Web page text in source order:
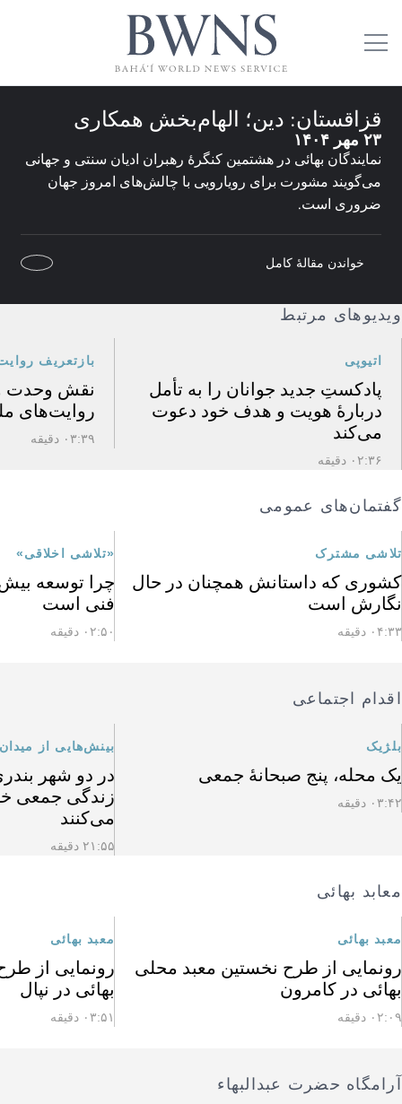
قزاقستان: دین؛ الهام‌بخش همکاری
۲۳ مهر ۱۴۰۴
نمایندگان بهائی در هشتمین کنگرهٔ رهبران ادیان سنتی و جهانی
می‌گویند مشورت برای رویارویی با چالش‌های امروز جهان
ضروری است.
خواندن مقالهٔ کامل
ویدیوهای مرتبط
اتیوپی
پادکستِ جدید جوانان را به تأمل
دربارهٔ هویت و هدف خود دعوت
می‌کند
۰۲:۳۶ دقیقه
بازتعریف
نقش وحدت
روایت‌های
۰۳:۳۹ دقیقه
گفتمان‌های عمومی
تلاشی مشترک
کشوری که داستانش همچنان در حال
نگارش است
۰۴:۳۳ دقیقه
«تلاشی اخلاقی»
چرا توسعه
فنی است
۰۲:۵۰ دقیقه
اقدام اجتماعی
بلژیک
یک محله، پنج صبحانهٔ جمعی
۰۳:۴۲ دقیقه
بینش‌هایی از
در دو شهر
زندگی جمعی
می‌کنند
۲۱:۵۵ دقیقه
معابد بهائی
معبد بهائی
رونمایی از طرح نخستین معبد محلی
بهائی در کامرون
۰۲:۰۹ دقیقه
معبد بهائی
رونمایی از
بهائی در نپال
۰۳:۵۱ دقیقه
آرامگاه حضرت عبدالبهاء